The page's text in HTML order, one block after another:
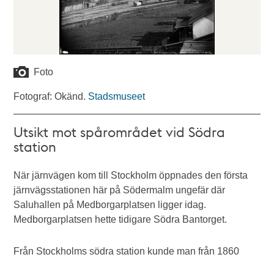
Foto
Fotograf: Okänd. Stadsmuseet
Utsikt mot spårområdet vid Södra
station
När järnvägen kom till Stockholm öppnades den första
järnvägsstationen här på Södermalm ungefär där
Saluhallen på Medborgarplatsen ligger idag.
Medborgarplatsen hette tidigare Södra Bantorget.
Från Stockholms södra station kunde man från 1860